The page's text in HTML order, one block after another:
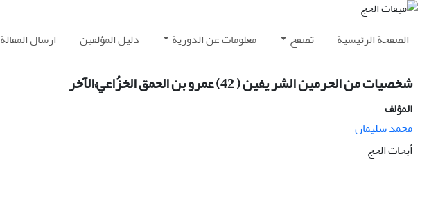
الصفحة الرئيسية تصفح معلومات عن الدورية دليل المؤلفين ارسال المقالة
شخصيات من الحرمين الشر يفين ( 42) عمرو بن الحمق الخزُاعيُّ الآخر
المؤلف
محمد سليمان
أبحاث الحج